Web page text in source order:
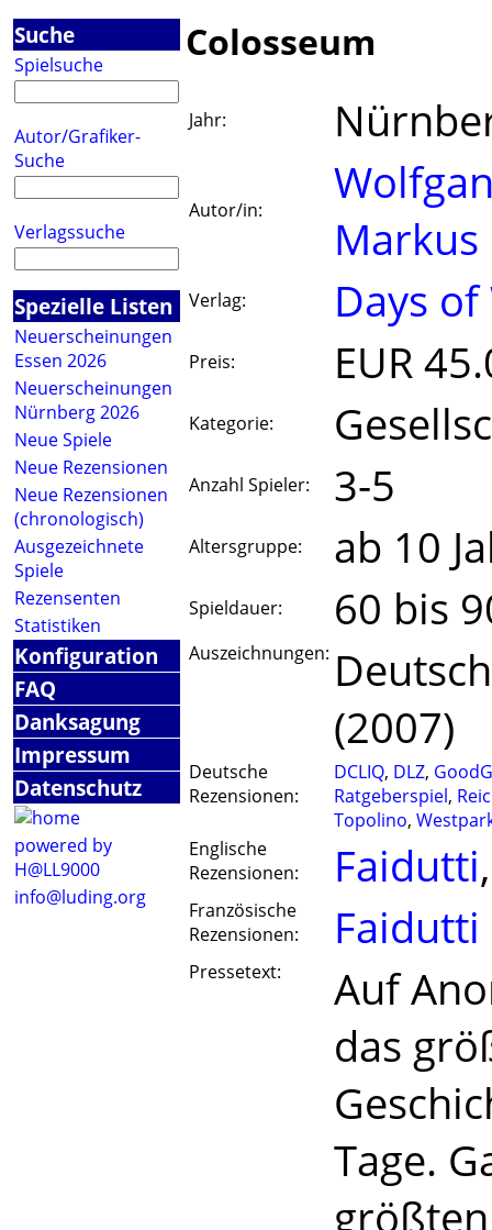
Suche
Spielsuche
Autor/Grafiker-
Suche
Verlagssuche
Spezielle Listen
Neuerscheinungen
Essen 2026
Neuerscheinungen
Nürnberg 2026
Neue Spiele
Neue Rezensionen
Neue Rezensionen
(chronologisch)
Ausgezeichnete
Spiele
Rezensenten
Statistiken
Konfiguration
FAQ
Danksagung
Impressum
Datenschutz
powered by
H@LL9000
info@luding.org
Colosseum
Jahr:
Autor/in:
Markus
Verlag: Days
Preis: EUR
Kategorie:
Anzahl Spieler: 3-5
Altersgruppe: ab 10
Spieldauer: 60 bis
Auszeichnungen:
(2007)
Deutsche
Rezensionen:
DCLIQ, DLZ,
Ratgeberspiel,
Topolino,
Englische
Rezensionen:
Faidutti
Französische
Rezensionen:
Faidutti
Pressetext:
Auf
das
Tage.